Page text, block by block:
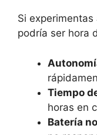
Si
podría ser hora
Tiempo
horas en
Batería